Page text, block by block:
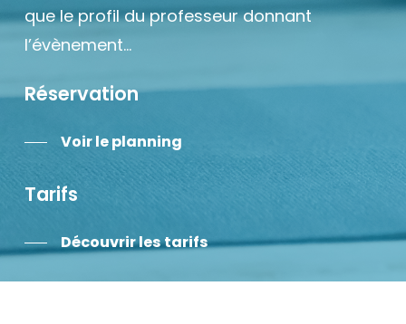
que le profil du professeur donnant
l’évènement…
Réservation
Voir le planning
Tarifs
Découvrir les tarifs